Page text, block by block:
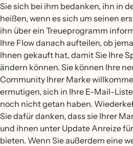
Sie sich bei ihm bedanken, ihn in
heißen, wenn es sich um seinen
ihn über ein Treueprogramm
Ihre Flow danach aufteilen, ob
Ihnen gekauft hat, damit Sie Ihre
ändern können. Sie können Ihre
Community Ihrer Marke
ermutigen, sich in Ihre E-Mail-
noch nicht getan haben.
Sie dafür danken, dass sie Ihrer
und ihnen unter Update Anreize
bieten. Wenn Sie außerdem eine